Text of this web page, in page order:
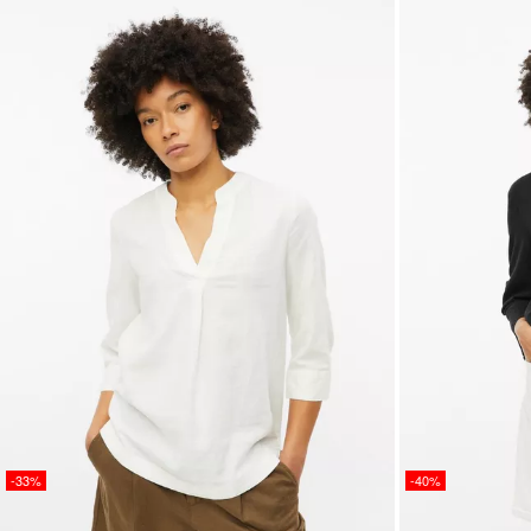
-33% -40%